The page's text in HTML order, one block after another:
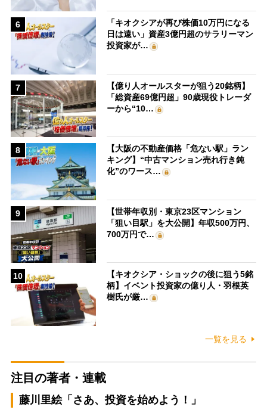
6
「キオクシアが再び株価10万円になる
日は遠い」資産3億円超のサラリーマン
投資家が…
7
【億り人オールスターが狙う20銘柄】
「総資産69億円超」90歳現役トレーダ
ーから“10…
8
【大阪の不動産価格「危ない駅」ラン
キング】“中古マンション売れ行き鈍
化”のワース…
9
【世帯年収別・東京23区マンション
「狙い目駅」を大公開】年収500万円、
700万円で…
10
【キオクシア・ショックの後に狙う5銘
柄】イベント投資家の億り人・羽根英
樹氏が厳…
一覧を見る
注目の著者・連載
藤川里絵「さあ、投資を始めよう！」